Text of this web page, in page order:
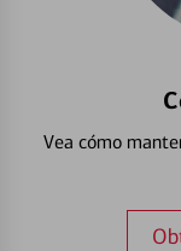
Vea cómo